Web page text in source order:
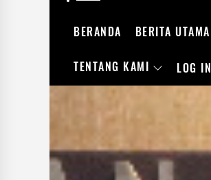
BERANDA BERITA UTAMA
TENTANG KAMI LOG IN